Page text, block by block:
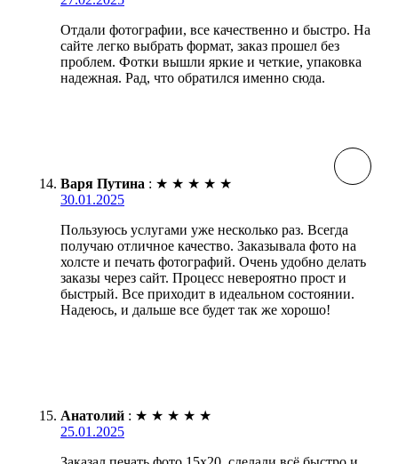
Отдали фотографии, все качественно и быстро. На
сайте легко выбрать формат, заказ прошел без
проблем. Фотки вышли яркие и четкие, упаковка
надежная. Рад, что обратился именно сюда.
Варя Путина : ★ ★ ★ ★ ★
30.01.2025
Пользуюсь услугами уже несколько раз. Всегда
получаю отличное качество. Заказывала фото на
холсте и печать фотографий. Очень удобно делать
заказы через сайт. Процесс невероятно прост и
быстрый. Все приходит в идеальном состоянии.
Надеюсь, и дальше все будет так же хорошо!
Анатолий : ★ ★ ★ ★ ★
25.01.2025